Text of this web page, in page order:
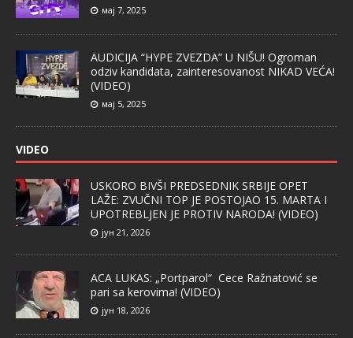
мај 7, 2025
AUDICIJA “HYPE ZVEZDA” U NIŠU! Ogroman
odziv kandidata, zainteresovanost NIKAD VEĆA!
(VIDEO)
мај 5, 2025
VIDEO
USKORO BIVŠI PREDSEDNIK SRBIJE OPET
LAŽE: ZVUČNI TOP JE POSTOJAO 15. MARTA I
UPOTREBLJEN JE PROTIV NARODA! (VIDEO)
јун 21, 2026
ACA LUKAS: „Portparol“ Cece Ražnatović se
pari sa kerovima! (VIDEO)
јун 18, 2026